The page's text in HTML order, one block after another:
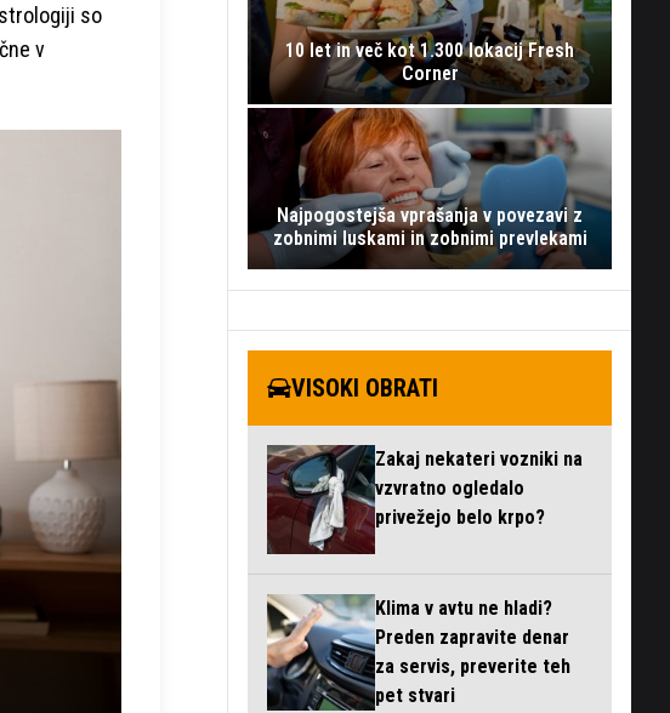
so
v
10 let in več kot 1.300 lokacij Fresh
Corner
Najpogostejša vprašanja v povezavi z
zobnimi luskami in zobnimi prevlekami
VISOKI OBRATI
Zakaj nekateri vozniki na
vzvratno ogledalo
privežejo belo krpo?
Klima v avtu ne hladi?
Preden zapravite denar
za servis, preverite teh
pet stvari